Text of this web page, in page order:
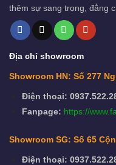
thêm sự sang trọng, đẳng
Địa chỉ showroom
Showroom HN: Số 277
Điện thoại:
Fanpage: https://
Showroom SG: Số 65
Điện thoại: